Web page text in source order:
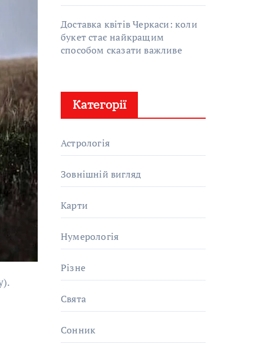
Доставка квітів Черкаси: коли
букет стає найкращим
способом сказати важливе
Категорії
Астрологія
Зовнішній вигляд
Карти
Нумерологія
Різне
Свята
Сонник